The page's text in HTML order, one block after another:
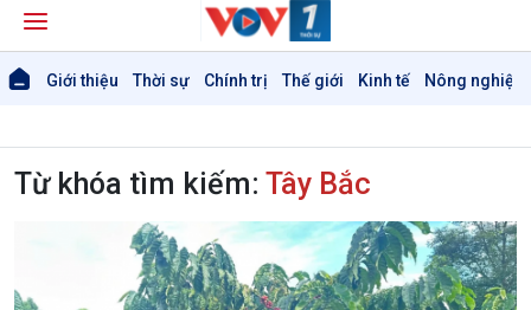
Giới thiệu Thời sự Chính trị Thế giới Kinh tế Nông nghiệp
Từ khóa tìm kiếm: Tây Bắc